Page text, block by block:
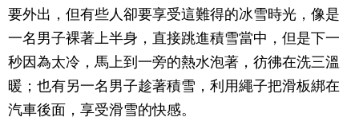
要外出，但有些人卻要享受這難得的冰雪時光，像是
一名男子裸著上半身，直接跳進積雪當中，但是下一
秒因為太冷，馬上到一旁的熱水泡著，彷彿在洗三溫
暖；也有另一名男子趁著積雪，利用繩子把滑板綁在
汽車後面，享受滑雪的快感。